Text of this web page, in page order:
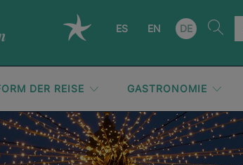
ES EN DE
DER REISE GASTRONOMIE